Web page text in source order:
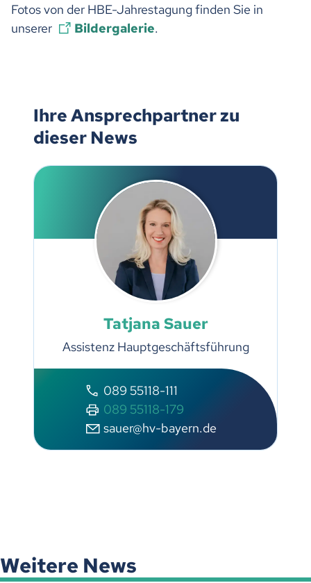
Fotos von der HBE-Jahrestagung finden Sie in
unserer
Bildergalerie.
Ihre Ansprechpartner zu
dieser News
Tatjana Sauer
Assistenz Hauptgeschäftsführung
089 55118-111
089 55118-179
sauer@hv-bayern.de
Weitere News